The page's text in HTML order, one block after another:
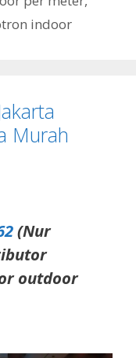
indoor
Murah
(Nur
outdoor